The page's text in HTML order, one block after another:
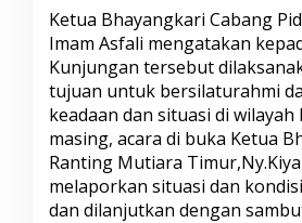
B
h
a
y
n
g
k
a
Ketua Bhayangkari Cabang
Imam Asfali mengatakan
Kunjungan tersebut
tujuan untuk bersilaturahmi
keadaan dan situasi di wilayah
masing, acara di buka Ketua
Ranting Mutiara
melaporkan situasi dan
dan dilanjutkan dengan